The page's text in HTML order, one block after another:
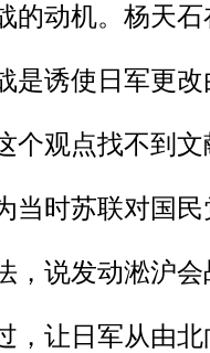
的动机。杨天
是诱使日军更
个观点找不到
当时苏联对国
，说发动淞沪
，让日军从由